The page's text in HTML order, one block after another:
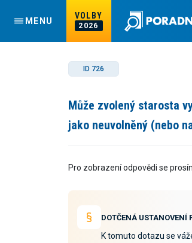
MENU
VOLBY
2026
ID 726
Může zvolený starosta
jako neuvolněný (nebo
Pro zobrazení odpovědi se
DOTČENÁ USTANOVENÍ
K tomuto dotazu se